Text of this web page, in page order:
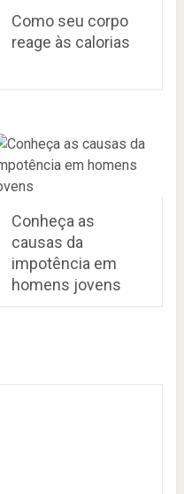
Como seu corpo
reage às calorias
Conheça as
causas da
impotência em
homens jovens